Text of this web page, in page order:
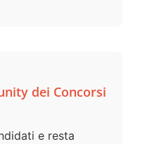
dei Concorsi
e resta